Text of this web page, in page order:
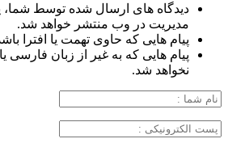
دیدگاه های ارسال شده توسط شما،
مدیریت در وب منتشر خواهد شد.
پیام هایی که حاوی تهمت یا افترا
پیام هایی که به غیر از زبان فارسی
نخواهد شد.